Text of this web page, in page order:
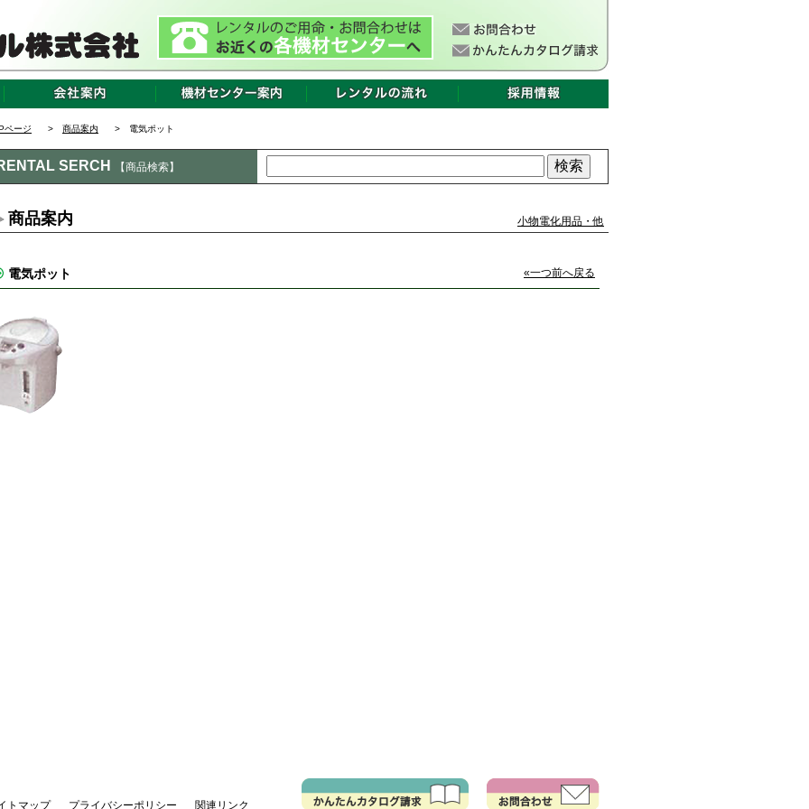
ページ > 商品案内 > 電気ポット
SERCH 【商品検索】
商品案内 小物電化用品・他
電気ポット «一つ前へ戻る
トマップ プライバシーポリシー 関連リンク